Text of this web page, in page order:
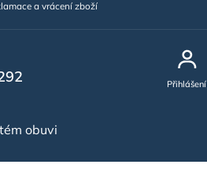
a vrácení zboží
Přihlášení
obuvi